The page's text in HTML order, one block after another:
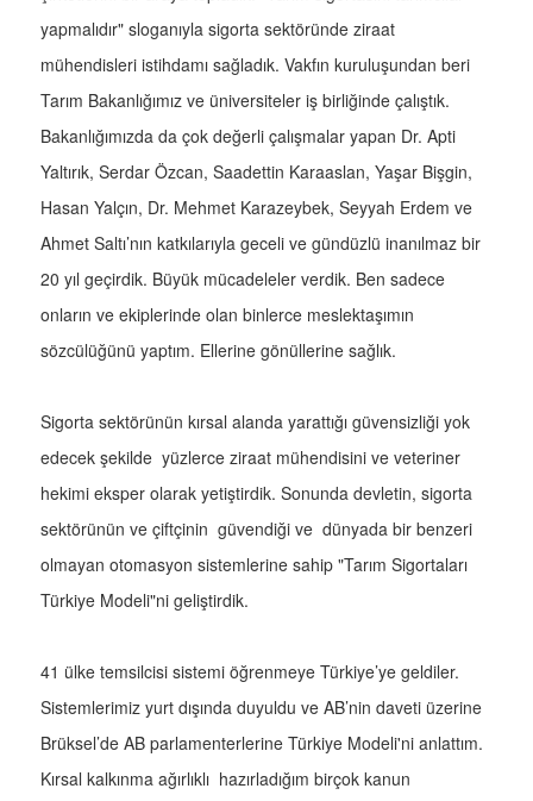
yapmalıdır" sloganıyla sigorta sektöründe ziraat
mühendisleri istihdamı sağladık. Vakfın kuruluşundan beri
Tarım Bakanlığımız ve üniversiteler iş birliğinde çalıştık.
Bakanlığımızda da çok değerli çalışmalar yapan Dr. Apti
Yaltırık, Serdar Özcan, Saadettin Karaaslan, Yaşar Bişgin,
Hasan Yalçın, Dr. Mehmet Karazeybek, Seyyah Erdem ve
Ahmet Saltı’nın katkılarıyla geceli ve gündüzlü inanılmaz bir
20 yıl geçirdik. Büyük mücadeleler verdik. Ben sadece
onların ve ekiplerinde olan binlerce meslektaşımın
sözcülüğünü yaptım. Ellerine gönüllerine sağlık.
Sigorta sektörünün kırsal alanda yarattığı güvensizliği yok
edecek şekilde yüzlerce ziraat mühendisini ve veteriner
hekimi eksper olarak yetiştirdik. Sonunda devletin, sigorta
sektörünün ve çiftçinin güvendiği ve dünyada bir benzeri
olmayan otomasyon sistemlerine sahip "Tarım Sigortaları
Türkiye Modeli"ni geliştirdik.
41 ülke temsilcisi sistemi öğrenmeye Türkiye’ye geldiler.
Sistemlerimiz yurt dışında duyuldu ve AB’nin daveti üzerine
Brüksel’de AB parlamenterlerine Türkiye Modeli'ni anlattım.
Kırsal kalkınma ağırlıklı hazırladığım birçok kanun